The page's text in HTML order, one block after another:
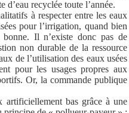
recyclée toute l’année.
à respecter entre les eaux
pour l’irrigation, quand bien
Il n’existe donc pas de
non durable de la ressource
de l’utilisation des eaux usées
pour les usages propres aux
Or, la commande publique
bas grâce à une